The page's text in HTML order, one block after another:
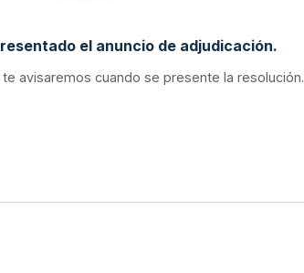
el anuncio de adjudicación.
avisaremos cuando se presente la resolución.